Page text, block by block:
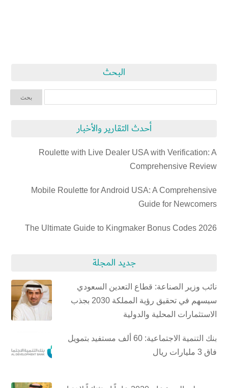
البحث
أحدث التقارير والأخبار
Roulette with Live Dealer USA with Verification: A
Comprehensive Review
Mobile Roulette for Android USA: A Comprehensive
Guide for Newcomers
The Ultimate Guide to Kingmaker Bonus Codes 2026
جديد المجلة
نائب وزير الصناعة: قطاع التعدين السعودي
سيسهم في تحقيق رؤية المملكة 2030 بجذب
الاستثمارات المحلية والدولية
بنك التنمية الاجتماعية: 60 ألف مستفيد بتمويل
فاق 3 مليارات ريال